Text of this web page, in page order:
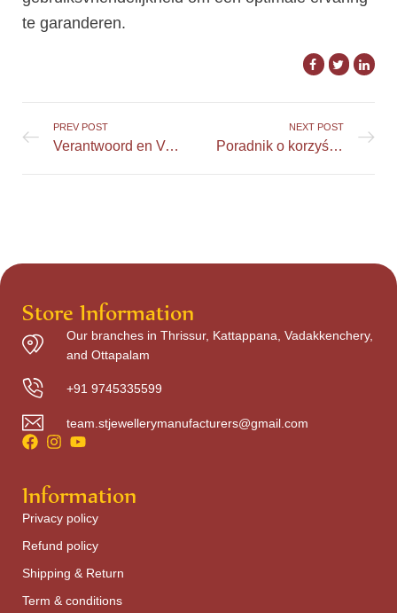
te garanderen.
PREV POST
Verantwoord en Veilig Spelen in Online Casino's: Essentiële Tips
NEXT POST
Poradnik o korzyściach i ofertach dostępnych w 29black
Store Information
Our branches in Thrissur, Kattappana, Vadakkenchery,
and Ottapalam
+91 9745335599
team.stjewellerymanufacturers@gmail.com
Information
Privacy policy
Refund policy
Shipping & Return
Term & conditions